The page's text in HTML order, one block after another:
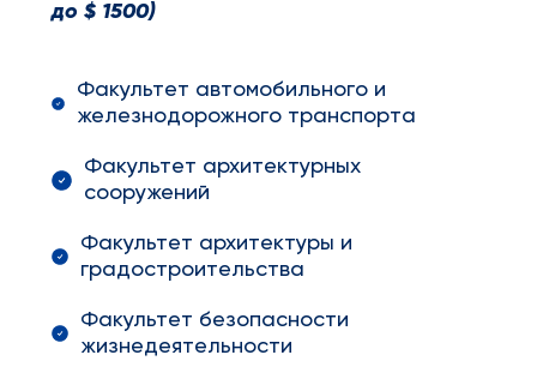
до $ 1500)
Факультет автомобильного и
железнодорожного транспорта
Факультет архитектурных
сооружений
Факультет архитектуры и
градостроительства
Факультет безопасности
жизнедеятельности